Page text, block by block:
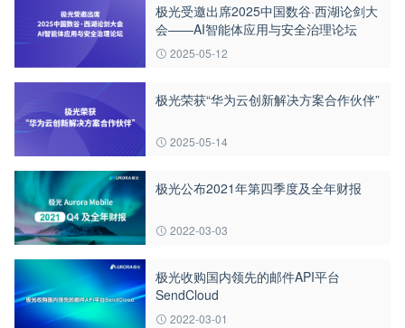
极光受邀出席2025中国数谷·西湖论剑大
会——AI智能体应用与安全治理论坛
2025-05-12
极光荣获“华为云创新解决方案合作伙伴”
2025-05-14
极光公布2021年第四季度及全年财报
2022-03-03
极光收购国内领先的邮件API平台
SendCloud
2022-03-01